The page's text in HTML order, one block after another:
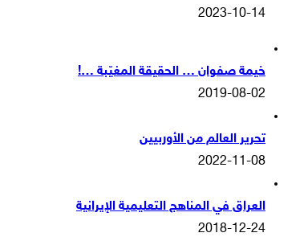
2023-10-14
خيمة صفوان … الحقيقة المغيّبة …!
2019-08-02
تحرير العالم من الأوربيين
2022-11-08
العراق في المناهج التعليمية الإيرانية
2018-12-24